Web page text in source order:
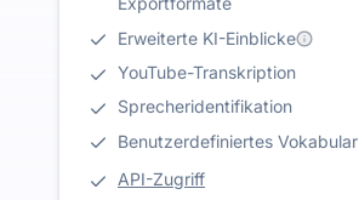
Erweiterte KI-Einblicke
YouTube-Transkription
Sprecheridentifikation
Benutzerdefiniertes Vokabular
API-Zugriff